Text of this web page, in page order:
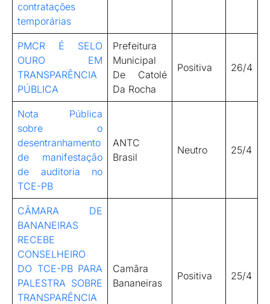
contratações
temporárias
PMCR É SELO
OURO EM
TRANSPARÊNCIA
PÚBLICA
Prefeitura
Municipal
De Catolé
Da Rocha
Positiva 26/4
Nota Pública
sobre o
desentranhamento
de manifestação
de auditoria no
TCE-PB
ANTC
Brasil
Neutro 25/4
CÂMARA DE
BANANEIRAS
RECEBE
CONSELHEIRO
DO TCE-PB PARA
PALESTRA SOBRE
TRANSPARÊNCIA
Camâra
Bananeiras
Positiva 25/4